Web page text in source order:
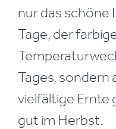
nur das schöne
Tage, der
Tages, sondern
vielfältige Ernte
gut im Herbst.